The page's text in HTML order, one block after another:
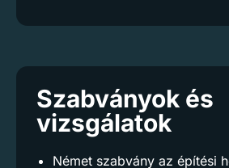
Szabványok és
vizsgálatok
Német szabvány az építési